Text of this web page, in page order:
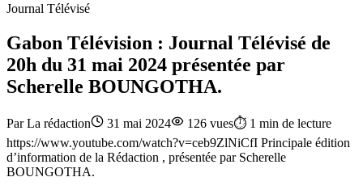
Journal Télévisé
Gabon Télévision : Journal Télévisé de
20h du 31 mai 2024 présentée par
Scherelle BOUNGOTHA.
ParLa rédaction 31 mai 2024 126 vues⏱️ 1 min de lecture
https://www.youtube.com/watch?v=ceb9ZlNiCfI Principale édition
d’information de la Rédaction , présentée par Scherelle
BOUNGOTHA.